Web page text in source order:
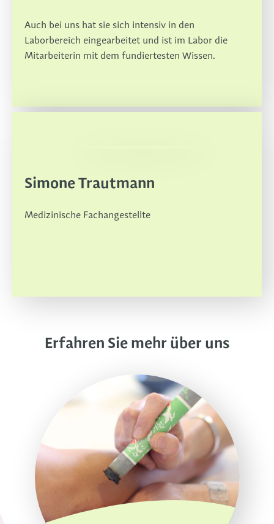
Auch bei uns hat sie sich intensiv in den
Laborbereich eingearbeitet und ist im Labor die
Mitarbeiterin mit dem fundiertesten Wissen.
Simone Trautmann
Medizinische Fachangestellte
Erfahren Sie mehr über uns